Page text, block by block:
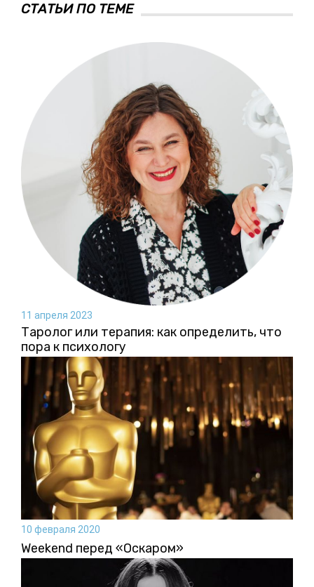
СТАТЬИ ПО ТЕМЕ
11 апреля 2023
Таролог или терапия: как определить, что
пора к психологу
10 февраля 2020
Weekend перед «Оскаром»